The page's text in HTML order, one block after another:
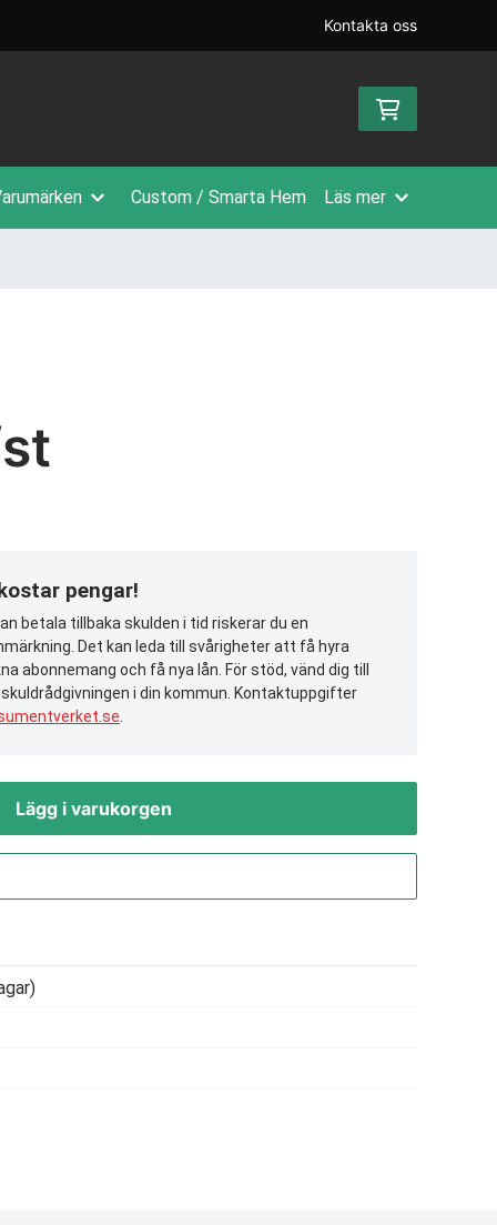
Kontakta oss
Custom / Smarta Hem Läs mer
pengar!
betala tillbaka skulden i tid riskerar du en
Det kan leda till svårigheter att få hyra
abonnemang och få nya lån. För stöd, vänd dig till
i din kommun. Kontaktuppgifter
Lägg i varukorgen